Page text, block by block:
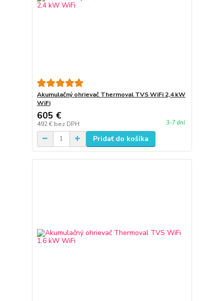
Akumulačný ohrievač Thermoval TVS WiFi 2,4 kW
WiFi
605 €
492 € bez DPH 3-7 dní
Pridať do košíka